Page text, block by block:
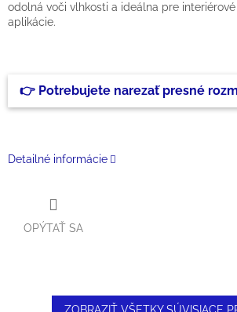
odolná voči vlhkosti a ideálna pre
aplikácie.
👉 Potrebujete narezať presné
Detailné informácie
OPÝTAŤ SA
ZOBRAZIŤ VŠETKY SÚVISIACE